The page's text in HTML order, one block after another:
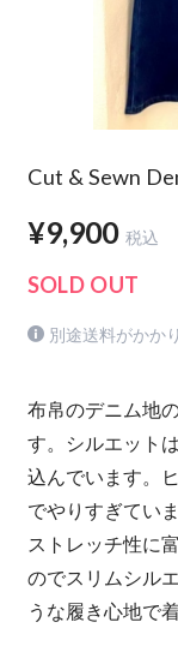
Cut & Sewn
¥9,900 税込
SOLD OUT
別途送料がかか
布帛のデニム地
す。シルエット
込んでいます。
でやりすぎていま
ストレッチ性に
のでスリムシル
うな履き心地で